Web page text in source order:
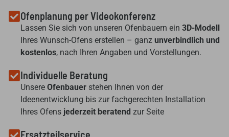
Ofenplanung per Videokonferenz
Lassen Sie sich von unseren Ofenbauern ein 3D-Modell
Ihres Wunsch-Ofens erstellen – ganz unverbindlich und
kostenlos, nach Ihren Angaben und Vorstellungen.
Individuelle Beratung
Unsere Ofenbauer stehen Ihnen von der
Ideenentwicklung bis zur fachgerechten Installation
Ihres Ofens jederzeit beratend zur Seite
Ersatzteilservice